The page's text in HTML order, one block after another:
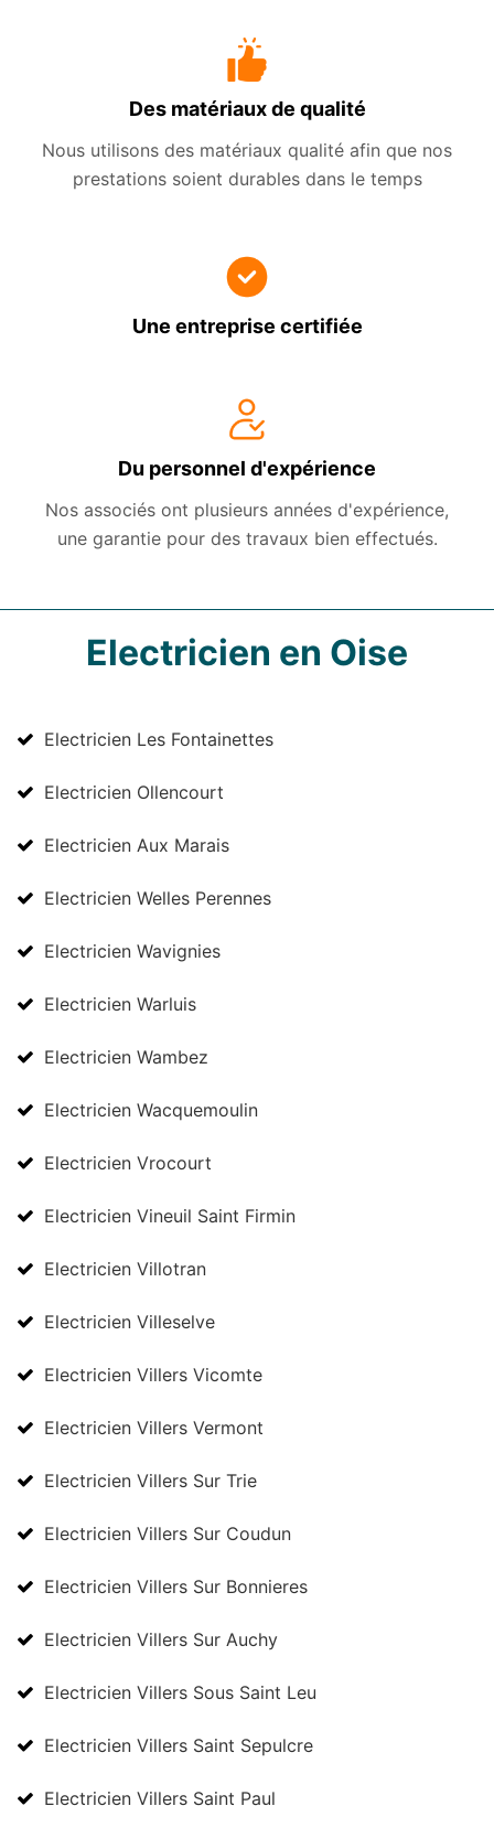
Des matériaux de qualité
Nous utilisons des matériaux qualité afin que nos
prestations soient durables dans le temps
Une entreprise certifiée
Du personnel d'expérience
Nos associés ont plusieurs années d'expérience,
une garantie pour des travaux bien effectués.
Electricien en Oise
Electricien Les Fontainettes
Electricien Ollencourt
Electricien Aux Marais
Electricien Welles Perennes
Electricien Wavignies
Electricien Warluis
Electricien Wambez
Electricien Wacquemoulin
Electricien Vrocourt
Electricien Vineuil Saint Firmin
Electricien Villotran
Electricien Villeselve
Electricien Villers Vicomte
Electricien Villers Vermont
Electricien Villers Sur Trie
Electricien Villers Sur Coudun
Electricien Villers Sur Bonnieres
Electricien Villers Sur Auchy
Electricien Villers Sous Saint Leu
Electricien Villers Saint Sepulcre
Electricien Villers Saint Paul